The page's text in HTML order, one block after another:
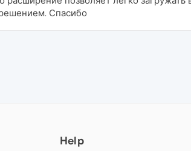
Спасибо
Help